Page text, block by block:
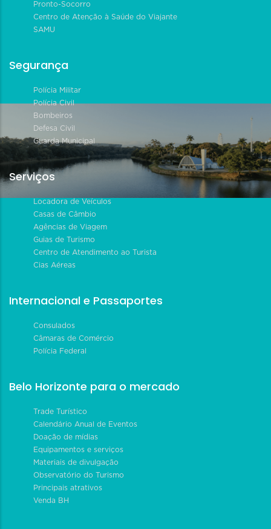
Pronto-Socorro
Centro de Atenção à Saúde do Viajante
SAMU
Segurança
Polícia Militar
Polícia Civil
Bombeiros
Defesa Civil
Guarda Municipal
Serviços
Locadora de Veículos
Casas de Câmbio
Agências de Viagem
Guias de Turismo
Centro de Atendimento ao Turista
Cias Aéreas
Internacional e Passaportes
Consulados
Câmaras de Comércio
Polícia Federal
Belo Horizonte para o mercado
Trade Turístico
Calendário Anual de Eventos
Doação de mídias
Equipamentos e serviços
Materiais de divulgação
Observatório do Turismo
Principais atrativos
Venda BH